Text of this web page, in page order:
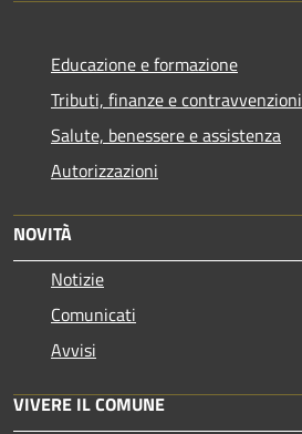
Educazione e formazione
Tributi, finanze e contravvenzioni
Salute, benessere e assistenza
Autorizzazioni
NOVITÀ
Notizie
Comunicati
Avvisi
VIVERE IL COMUNE